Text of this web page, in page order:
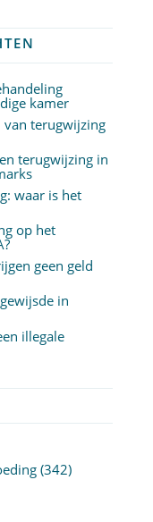
kamer
terugwijzing
terugwijzing in
waar is het
op het
geen geld
in
illegale
(342)